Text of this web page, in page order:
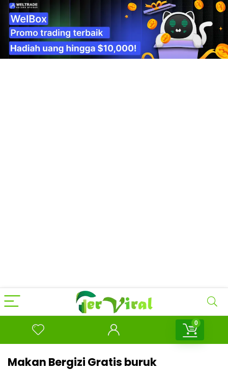
0
Makan Bergizi Gratis buruk